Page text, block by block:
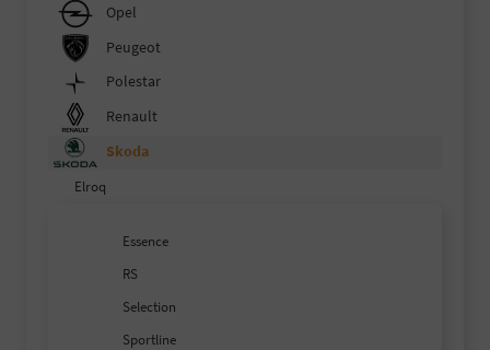
Opel
Peugeot
Polestar
Renault
Skoda
Elroq
Essence
RS
Selection
Sportline